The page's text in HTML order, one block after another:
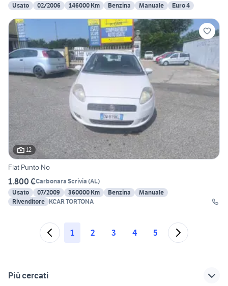
Usato
02/2006 146000 Km Benzina Manuale Euro 4
12
Fiat Punto No
1.800 €Carbonara Scrivia (AL)
Usato
07/2009 360000 Km Benzina
Manuale
Rivenditore KCAR TORTONA
1 2 3 4 5
Più cercati